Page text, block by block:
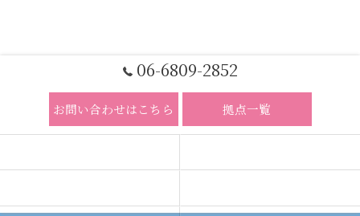
06-6809-2852
お問い合わせはこちら 拠点一覧